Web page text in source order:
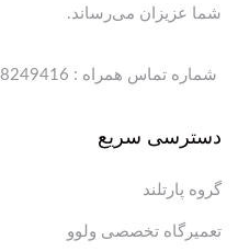
شما عزیزان می‌رساند.
شماره تماس همراه : 09198249416 - 09126361710
دسترسی سریع
گروه پارتلند
تعمیرگاه تخصصی ولوو